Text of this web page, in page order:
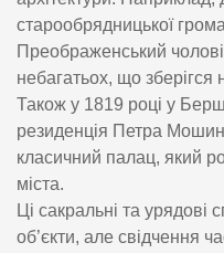
старообрядницької
Преображенський
небагатьох, що зберігся
Також у 1819 році у
резиденція Петра
класичний палац, який
міста.
Ці сакральні та урядові
об’єкти, але свідчення